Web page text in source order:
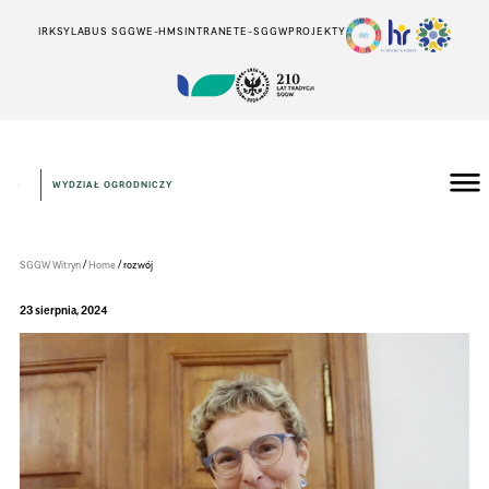
IRKSYLABUS SGGWE-HMSINTRANETE-SGGWPROJEKTY
WYDZIAŁ OGRODNICZY
SGGW Witryn/Home/rozwój
23 sierpnia, 2024